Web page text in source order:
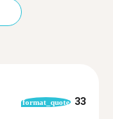
format_quote 33